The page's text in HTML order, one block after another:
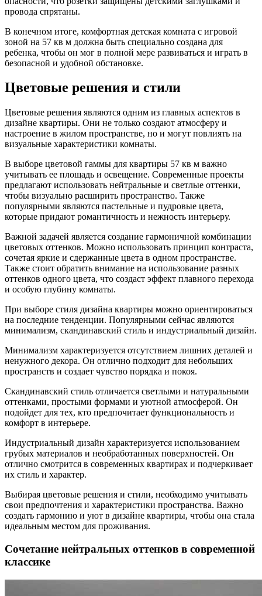
провода спрятаны.
В конечном итоге, комфортная детская комната с игровой
зоной на 57 кв м должна быть специально создана для
ребенка, чтобы он мог в полной мере развиваться и играть в
безопасной и удобной обстановке.
Цветовые решения и стили
Цветовые решения являются одним из главных аспектов в
дизайне квартиры. Они не только создают атмосферу и
настроение в жилом пространстве, но и могут повлиять на
визуальные характеристики комнаты.
В выборе цветовой гаммы для квартиры 57 кв м важно
учитывать ее площадь и освещение. Современные проекты
предлагают использовать нейтральные и светлые оттенки,
чтобы визуально расширить пространство. Также
популярными являются пастельные и пудровые цвета,
которые придают романтичность и нежность интерьеру.
Важной задачей является создание гармоничной комбинации
цветовых оттенков. Можно использовать принцип контраста,
сочетая яркие и сдержанные цвета в одном пространстве.
Также стоит обратить внимание на использование разных
оттенков одного цвета, что создаст эффект плавного перехода
и особую глубину комнаты.
При выборе стиля дизайна квартиры можно ориентироваться
на последние тенденции. Популярными сейчас являются
минимализм, скандинавский стиль и индустриальный дизайн.
Минимализм характеризуется отсутствием лишних деталей и
ненужного декора. Он отлично подходит для небольших
пространств и создает чувство порядка и покоя.
Скандинавский стиль отличается светлыми и натуральными
оттенками, простыми формами и уютной атмосферой. Он
подойдет для тех, кто предпочитает функциональность и
комфорт в интерьере.
Индустриальный дизайн характеризуется использованием
грубых материалов и необработанных поверхностей. Он
отлично смотрится в современных квартирах и подчеркивает
их стиль и характер.
Выбирая цветовые решения и стили, необходимо учитывать
свои предпочтения и характеристики пространства. Важно
создать гармонию и уют в дизайне квартиры, чтобы она стала
идеальным местом для проживания.
Сочетание нейтральных оттенков в современной
классике